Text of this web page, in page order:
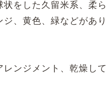
をした久留米系、柔ら
、黄色、緑などがあり
ンジメント、乾燥して